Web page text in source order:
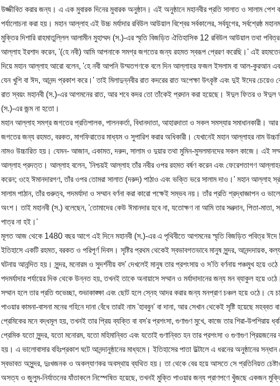
উজ্জীবিত করার জন্য। এ এক মুবারক দিনের মুবারক অনুষ্ঠান। এই অনুষ্ঠানে মহানবীর প্রতি সালাত ও সালাম
পর্যালোচনা করা হয়। মহান আল্লাহ এই উচ্চ মর্যাদার রবিউল আউয়াল বিশ্বের সর্বকালের, সর্বযুগের, সর্বশ্রেষ্ঠ
মুক্তির দিশারি রাহমাতুলি্লল আলামীন মুহাম্মদ (স.)-এর স্মৃতি বিজড়িত ঐতিহাসিক 12 রবিউল আউয়াল তথা
আল্লাহ ইরশাদ করেন, '(হে নবী) আমি আপনাকে সমগ্র জগতের জন্য রহমত স্বরূপ প্রেরণ করেছি।' এই রহমতের
দিয়ে মহান আল্লাহ আরো বলেন, 'হে নবী আপনি উম্মতগণকে বলে দিন আল্লাহর ফজল ইসলাম বা আল-কুরআন এবং
যেন খুশি বা ঈদ, আনন্দ প্রকাশ করে।' তাই মিলাদুন্নবীর রাত কদরের রাত অপেক্ষা উৎকৃষ্ট এবং দুই ঈদের চেয়েও
রাত স্বয়ং মহানবী (স.)-এর আগমনের রাত, আর শবে কদর তো তাঁকেই প্রদান করা হয়েছে। ঈদুল ফিতর ও ঈদুল
(স.)-এর জন্ম না হতো।
মহান আল্লাহ সমগ্র জগতের প্রতিপালক, পালনকর্তা, বিধানদাতা, আহারদাতা ও সকল সমস্যার সমাধানকারী। আর
জগতের জন্য রহমত, বরকত, মাগফিরাতের মাধ্যম ও সুপারিশ করার অধিকারী। যেখানেই মহান আল্লাহর নাম
নামও উচ্চারিত হয়। যেমন- আজান, একামত, দরুদ, সালাম ও দুয়ার তথা মুমিন-মুসলমানদের সকল কাজে। এই
আল্লাহ প্রদত্ত। আল্লাহ বলেন, 'নিশ্চয়ই আল্লাহ তাঁর নবীর ওপর রহমত বর্ষণ করেন এবং ফেরেশতাগণ আল্লাহর
করেন; ওহে ঈমানদারগণ, তাঁর ওপর তোমরা সালাত (দরুদ) পাঠাও এবং ভক্তি ভরে সালাম দাও।' মহান আল্লাহ
সালাম পাঠান, তাঁর গুরুত্ব, পদমর্যাদা ও সম্মান বর্ণনা করা কারো পক্ষেই সম্ভব নয়। তাঁর প্রতি শ্রদ্ধাজ্ঞাপন ও
অংশ। তাই মহানবী (স.) বলেছেন, 'তোমাদের কেউ ঈমানদার হবে না, যতোক্ষণ না আমি তার সনত্দান, পিতা-মাতা,
পাত্র না হই।'
মূলত আজ থেকে 1480 বছর আগে এই দিনে মহানবী (স.)-এর এ পৃথিবীতে আগমনের স্মৃতি বিজড়িত পবিত্র ঈদে
ইতিহাসে একটি রহমত, বরকত ও পরিপূর্ণ দিবস। সৃষ্টির প্রথম থেকেই স্বভাবগতভাবে মানুষ সুন্দর, আনন্দদায়ক,
ঘটনায় আনন্দিত হয়। সুন্দর, মনোরম ও সুদর্শনীয় বস' দেখলেই মানুষ তার প্রশংসায় ও স'তি বর্ণনায় পঞ্চমুখ হয়ে
পদমর্যাদার পর্যায়ের দিক থেকে উন্নত হয়, তখনই তাকে অনায়াসে সম্মান ও মর্যাদাদানের জন্য মন ব্যাকুল হয়ে
সম্মান হলে তার প্রতি শুভেচ্ছা, শুভাকাঙ্ক্ষা এবং ছোট হলে স্নেহ আদর করার জন্য মনপ্রাণ চঞ্চল হয়ে ওঠে। যে
পাওয়ার কামনা-বাসনা মনের গহিনে দানা বেঁধে তারই নাম 'হাববুন' বা দানা, আর সেখান থেকেই সৃষ্টি হয়েছে মহব্বত
প্রেমিকের মনে বদ্ধমূল হয়, তখনই তার প্রিয় ব্যক্তি বা বস'র প্রশংসা, গুণাগুণ মুখে, কাজে তার শিরা-উপশিরায়
প্রেমিক যতো সুন্দর, যতো মনোরম, যতো মহিমান্বিত এবং যতোই গুণান্বিত হন তার প্রশংসা ও গুণাগুণ
হয়। এ ভালোবাসার বহিঃপ্রকাশ ঘটে আনন্দানুষ্ঠানের মাধ্যমে। ইতিহাসের পাতা উল্টালে এ ধরনের অনুষ্ঠানের
স্বভাবত অসুন্দর, দুঃখজনক ও অকল্যাণকর অবস্থায় ব্যথিত হয়। তা থেকে বের হয়ে আসতে সে প্রতিনিয়ত
অসত্য ও জুলুম-নির্যাতনের যাঁতাকলে নিস্পেষিত হয়েছে, তখনই মুক্তি পাওয়ার জন্য প্রাণপণে খুঁজছে একজন